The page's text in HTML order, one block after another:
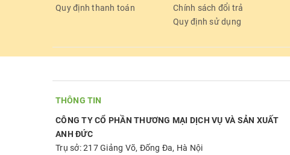
Quy định thanh toán
Chính sách đổi trả
Quy định sử dụng
THÔNG TIN
CÔNG TY CỔ PHẦN THƯƠNG MẠI DỊCH VỤ VÀ SẢN XUẤT
ANH ĐỨC
Trụ sở: 217 Giảng Võ, Đống Đa, Hà Nội